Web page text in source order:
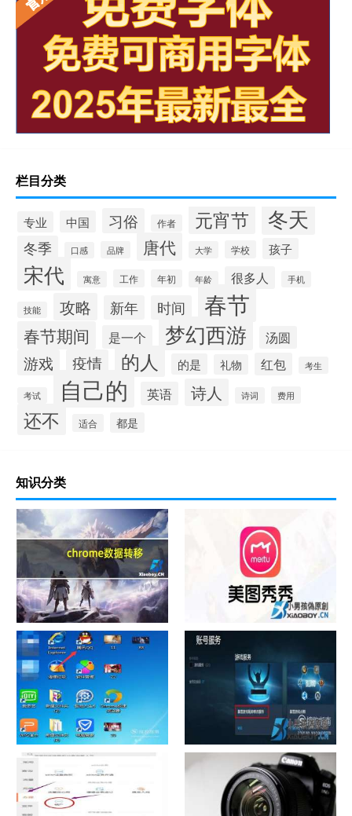
栏目分类
专业 中国 习俗 作者 元宵节 冬天
冬季 口感 品牌 唐代 大学 学校 孩子
宋代 寓意 工作 年初 年龄 很多人 手机
技能 攻略 新年 时间 春节
春节期间 是一个 梦幻西游 汤圆
游戏 疫情 的人 的是 礼物 红包 考生
考试 自己的 英语 诗人 诗词 费用
还不 适合 都是
知识分类
chrome数据转移 怎样给照片换背景
如何看认识QQ好友具体多少天
了
战网怎么修改昵称？